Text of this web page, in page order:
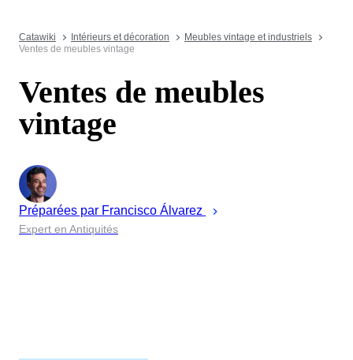
Catawiki Intérieurs et décoration
Meubles vintage et industriels
Ventes de meubles vintage
Ventes de meubles
vintage
Préparées par Francisco Álvarez
Expert en Antiquités